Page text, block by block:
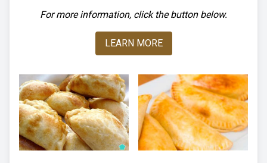
For more information, click the button below.
LEARN MORE